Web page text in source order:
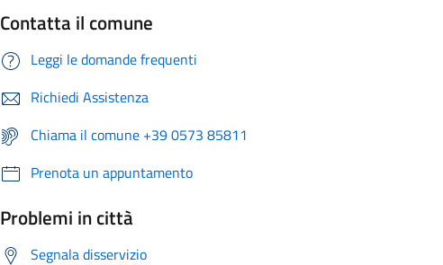
Contatta il comune
Leggi le domande frequenti
Richiedi Assistenza
Chiama il comune +39 0573 85811
Prenota un appuntamento
Problemi in città
Segnala disservizio